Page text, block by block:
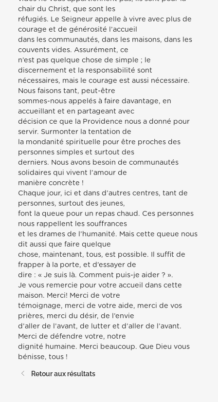
chair du Christ, que sont les
réfugiés. Le Seigneur appelle à vivre avec plus de
courage et de générosité l’accueil
dans les communautés, dans les maisons, dans les
couvents vides. Assurément, ce
n’est pas quelque chose de simple ; le
discernement et la responsabilité sont
nécessaires, mais le courage est aussi nécessaire.
Nous faisons tant, peut-être
sommes-nous appelés à faire davantage, en
accueillant et en partageant avec
décision ce que la Providence nous a donné pour
servir. Surmonter la tentation de
la mondanité spirituelle pour être proches des
personnes simples et surtout des
derniers. Nous avons besoin de communautés
solidaires qui vivent l’amour de
manière concrète !
Chaque jour, ici et dans d’autres centres, tant de
personnes, surtout des jeunes,
font la queue pour un repas chaud. Ces personnes
nous rappellent les souffrances
et les drames de l’humanité. Mais cette queue nous
dit aussi que faire quelque
chose, maintenant, tous, est possible. Il suffit de
frapper à la porte, et d’essayer de
dire : « Je suis là. Comment puis-je aider ? ».
Je vous remercie pour votre accueil dans cette
maison. Merci! Merci de votre
témoignage, merci de votre aide, merci de vos
prières, merci du désir, de l’envie
d’aller de l’avant, de lutter et d’aller de l’avant.
Merci de défendre votre, notre
dignité humaine. Merci beaucoup. Que Dieu vous
bénisse, tous !
Retour aux résultats